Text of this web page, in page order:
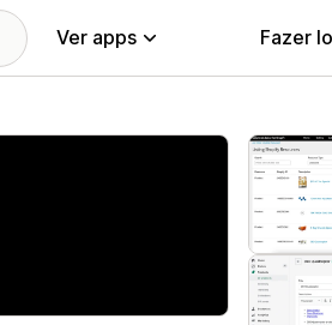
Ver apps Fazer